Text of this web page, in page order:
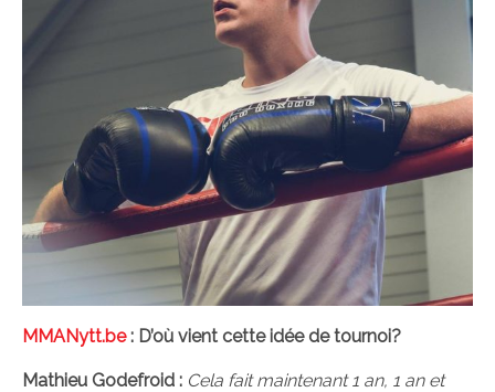
MMANytt.be: D’où vient cette idée de tournoi?
Mathieu Godefroid : Cela fait maintenant 1 an, 1 an et